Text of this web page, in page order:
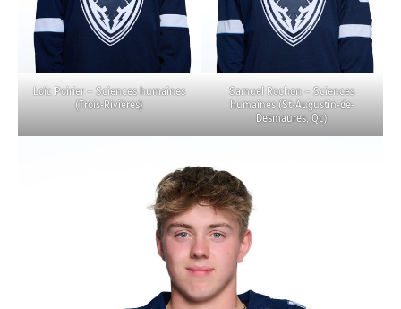
Loïc Poirier – Sciences humaines
(Trois-Rivières)
Samuel Rochon – Sciences
humaines (St-Augustin-de-
Desmaures, Qc)